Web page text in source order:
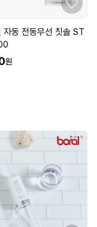
자동 전동무선 칫솔 ST
원